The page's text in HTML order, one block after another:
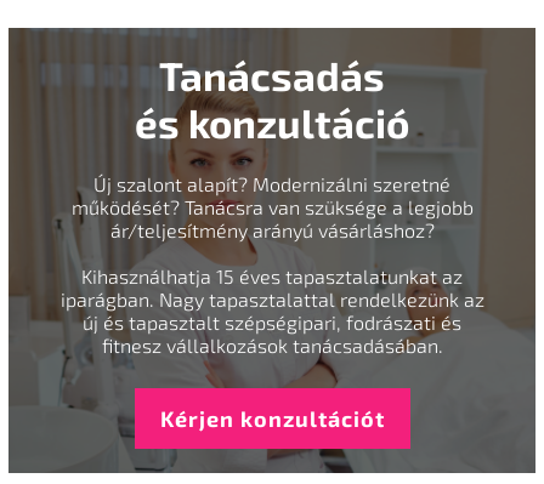
Tanácsadás
és konzultáció
Új szalont alapít? Modernizálni szeretné
működését? Tanácsra van szüksége a legjobb
ár/teljesítmény arányú vásárláshoz?
Kihasználhatja 15 éves tapasztalatunkat az
iparágban. Nagy tapasztalattal rendelkezünk az
új és tapasztalt szépségipari, fodrászati és
fitnesz vállalkozások tanácsadásában.
Kérjen konzultációt